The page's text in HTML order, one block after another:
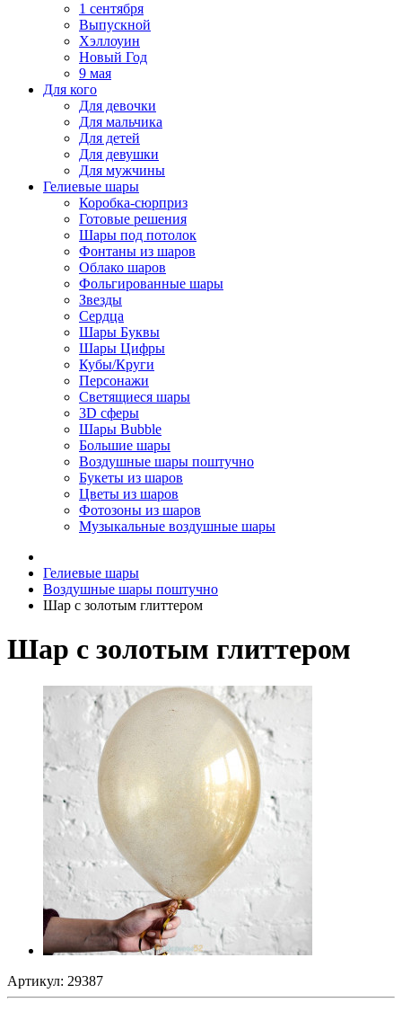
1 сентября
Выпускной
Хэллоуин
Новый Год
9 мая
Для кого
Для девочки
Для мальчика
Для детей
Для девушки
Для мужчины
Гелиевые шары
Коробка-сюрприз
Готовые решения
Шары под потолок
Фонтаны из шаров
Облако шаров
Фольгированные шары
Звезды
Сердца
Шары Буквы
Шары Цифры
Кубы/Круги
Персонажи
Светящиеся шары
3D сферы
Шары Bubble
Большие шары
Воздушные шары поштучно
Букеты из шаров
Цветы из шаров
Фотозоны из шаров
Музыкальные воздушные шары
Гелиевые шары
Воздушные шары поштучно
Шар с золотым глиттером
Шар с золотым глиттером
Артикул: 29387